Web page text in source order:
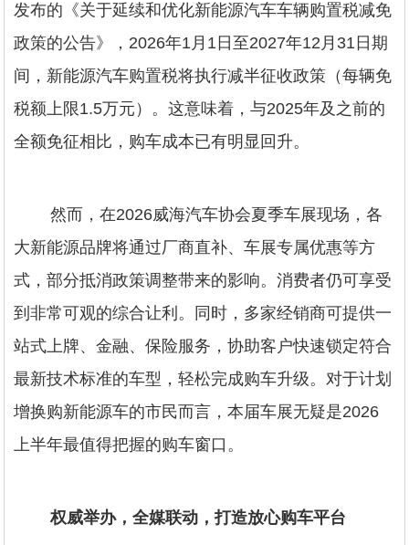
发布的《关于延续和优化新能源汽车车辆购置税减免
政策的公告》，2026年1月1日至2027年12月31日期
间，新能源汽车购置税将执行减半征收政策（每辆免
税额上限1.5万元）。这意味着，与2025年及之前的
全额免征相比，购车成本已有明显回升。
然而，在2026威海汽车协会夏季车展现场，各
大新能源品牌将通过厂商直补、车展专属优惠等方
式，部分抵消政策调整带来的影响。消费者仍可享受
到非常可观的综合让利。同时，多家经销商可提供一
站式上牌、金融、保险服务，协助客户快速锁定符合
最新技术标准的车型，轻松完成购车升级。对于计划
增换购新能源车的市民而言，本届车展无疑是2026
上半年最值得把握的购车窗口。
权威举办，全媒联动，打造放心购车平台